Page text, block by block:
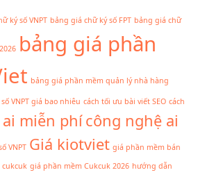
ký số VNPT bảng giá chữ ký số FPT bảng giá chữ
bảng giá phần
bảng giá phần mềm quản lý nhà hàng
VNPT giá bao nhiêu cách tối ưu bài viết SEO cách
miễn phícông nghệ ai
VNPT Giá kiotviet giá phần mềm bán
giá phần mềm Cukcuk 2026 hướng dẫn